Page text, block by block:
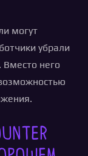
могут
убрали
Вместо него